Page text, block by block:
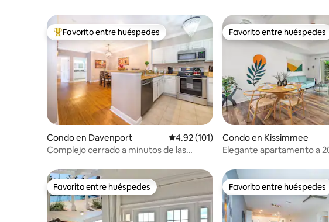
Favorito entre huéspedes preferido
Favorito entre huéspedes
Condo en Davenport Calificación promedio: 4.92 de 5, 101
4.92 (101)
Complejo cerrado a minutos de las
Favorito entre huéspedes
Favorito entre huéspedes
Condo en Kissimmee
Elegante apartamento a
Favorito entre huéspedes
Favorito entre huéspedes Favorito entre huéspedes
Favorito entre huéspedes